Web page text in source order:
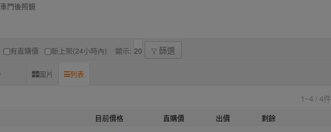
車門後照鏡
有直購價 新上架(24小時內) 顯示: 篩選
圖片 列表
1~4 / 4件
目前價格 直購價 出價
剩餘